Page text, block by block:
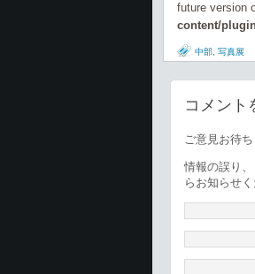
future version
content/
中部 写真展
コメント
ご意見お待
情報の誤り
らお知らせく